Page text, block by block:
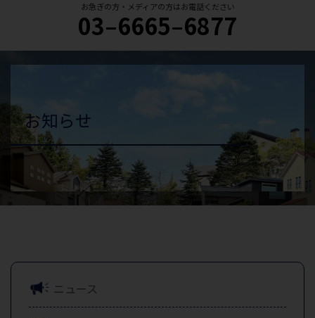
お急ぎの方・メディアの方はお電話ください
03–6665–6877
お知らせ
ニュース